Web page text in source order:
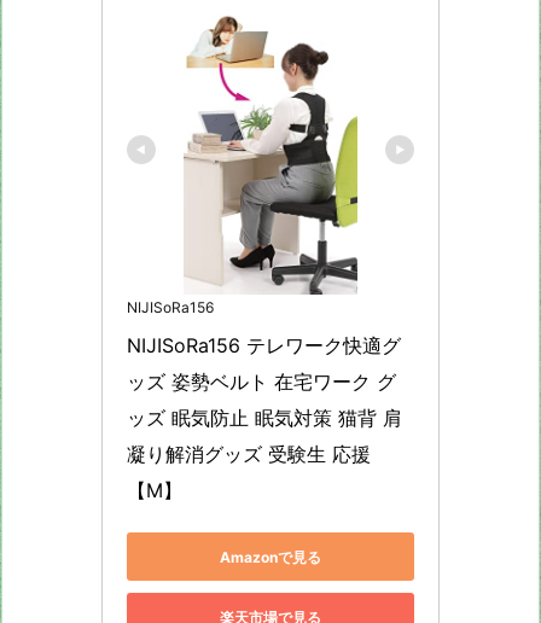
NIJISoRa156
NIJISoRa156 テレワーク快適グ
ッズ 姿勢ベルト 在宅ワーク グ
ッズ 眠気防止 眠気対策 猫背 肩
凝り解消グッズ 受験生 応援
【M】
Amazonで見る
楽天市場で見る